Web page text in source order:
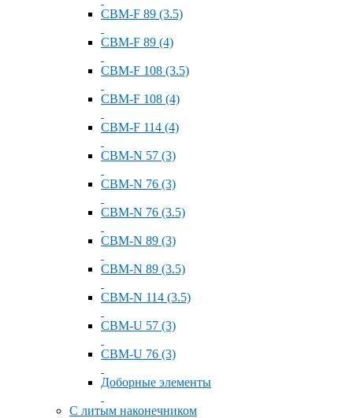
СВМ-F 89 (3.5)
СВМ-F 89 (4)
СВМ-F 108 (3.5)
СВМ-F 108 (4)
СВМ-F 114 (4)
СВМ-N 57 (3)
СВМ-N 76 (3)
СВМ-N 76 (3.5)
СВМ-N 89 (3)
СВМ-N 89 (3.5)
СВМ-N 114 (3.5)
СВМ-U 57 (3)
СВМ-U 76 (3)
Доборные элементы
С литым наконечником